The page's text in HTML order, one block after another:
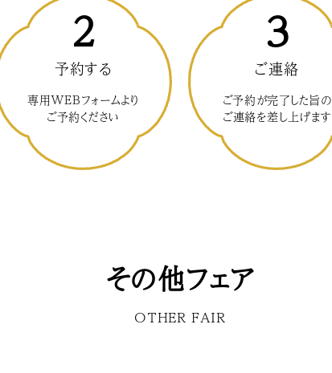
2
予約する
専用WEBフォームより
ご予約ください
3
ご連絡
ご予約が完了した旨の
ご連絡を差し上げます
その他フェア
OTHER FAIR